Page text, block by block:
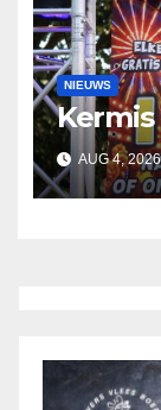
NIEUWS
Kermis
AUG 4,